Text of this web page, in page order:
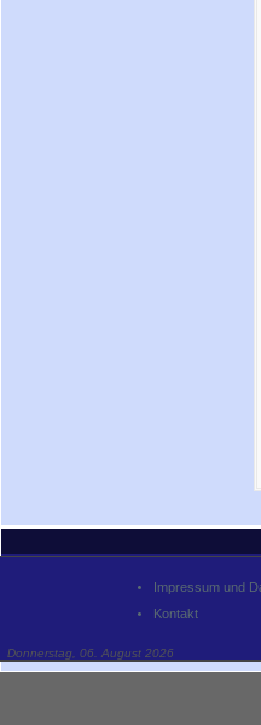
Impressum und
Kontakt
Donnerstag, 06. August 2026